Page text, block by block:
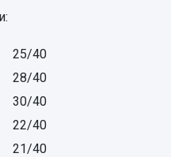
25/40
28/40
30/40
22/40
21/40